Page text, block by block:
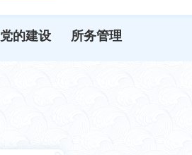
党的建设 所务管理